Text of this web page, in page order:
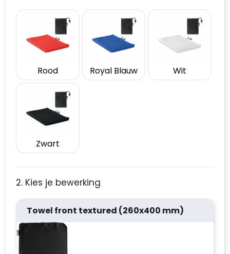
Rood Royal Blauw Wit
Zwart
2. Kies je bewerking
Towel front textured (260x400 mm)